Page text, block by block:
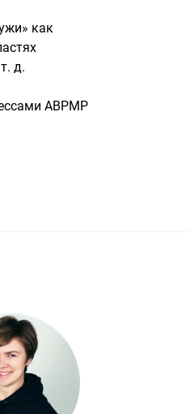
как
д.
ABPMP